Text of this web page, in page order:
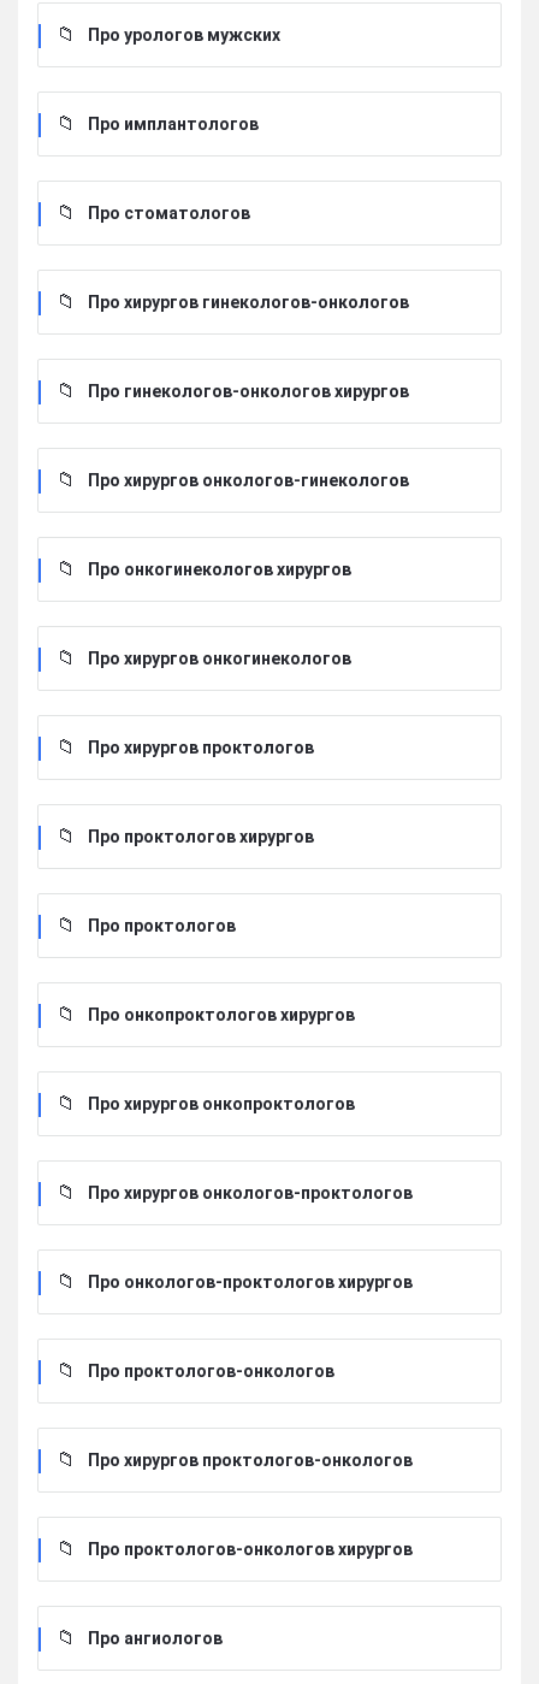
Про урологов мужских
Про имплантологов
Про стоматологов
Про хирургов гинекологов-онкологов
Про гинекологов-онкологов хирургов
Про хирургов онкологов-гинекологов
Про онкогинекологов хирургов
Про хирургов онкогинекологов
Про хирургов проктологов
Про проктологов хирургов
Про проктологов
Про онкопроктологов хирургов
Про хирургов онкопроктологов
Про хирургов онкологов-проктологов
Про онкологов-проктологов хирургов
Про проктологов-онкологов
Про хирургов проктологов-онкологов
Про проктологов-онкологов хирургов
Про ангиологов